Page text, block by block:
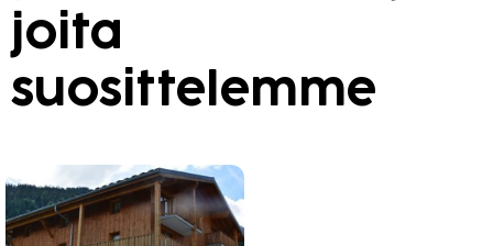
joita
suosittelemme